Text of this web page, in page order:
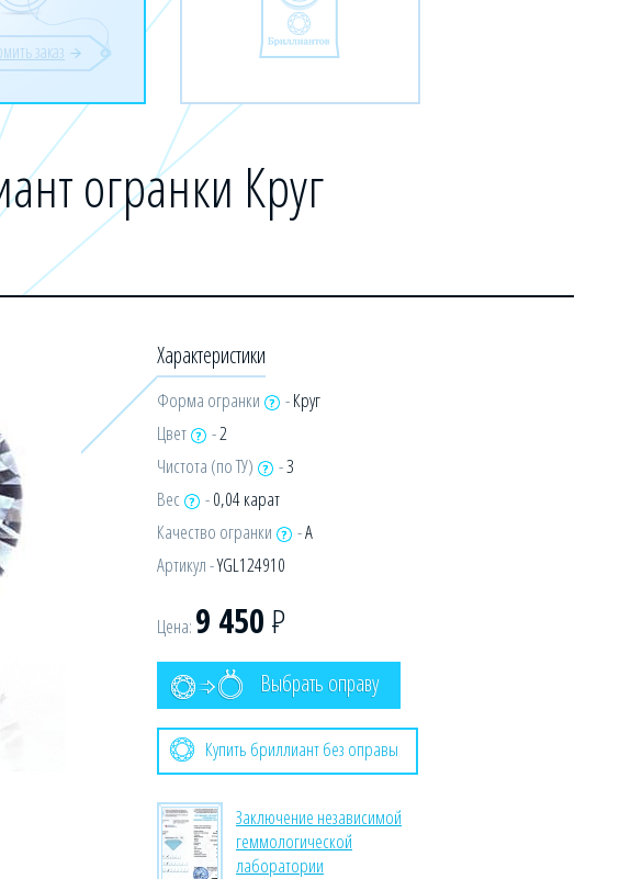
заказ
огранки Круг
Характеристики
Форма огранки -Круг
Цвет
-2
Чистота (по ТУ)
-3
Вес
-0,04 карат
Качество огранки
-А
Артикул -YGL124910
Цена: 9 450Р
Выбрать оправу
Купить бриллиант без оправы
Заключение независимой
геммологической
лаборатории